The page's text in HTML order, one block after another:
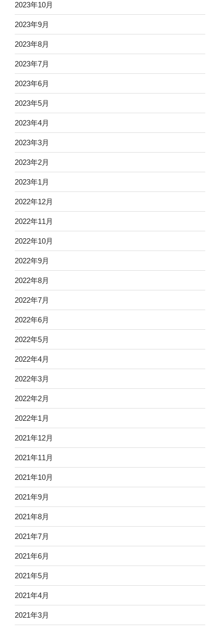
2023年10月
2023年9月
2023年8月
2023年7月
2023年6月
2023年5月
2023年4月
2023年3月
2023年2月
2023年1月
2022年12月
2022年11月
2022年10月
2022年9月
2022年8月
2022年7月
2022年6月
2022年5月
2022年4月
2022年3月
2022年2月
2022年1月
2021年12月
2021年11月
2021年10月
2021年9月
2021年8月
2021年7月
2021年6月
2021年5月
2021年4月
2021年3月